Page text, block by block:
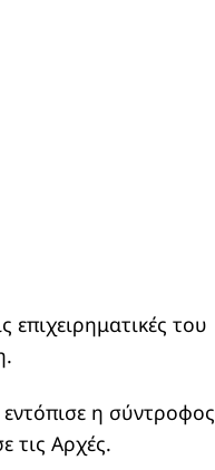
του
η σύντροφος
τις Αρχές.